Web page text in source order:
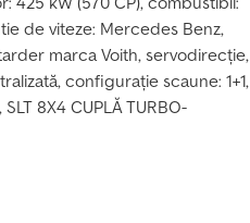
de viteze: Mercedes Benz,
marca Voith, servodirecție,
configurație scaune: 1+1,
8X4 CUPLĂ TURBO-